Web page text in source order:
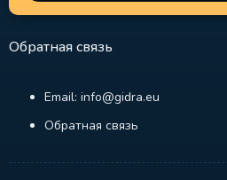
Обратная связь
Email: info@gidra.eu
Обратная связь